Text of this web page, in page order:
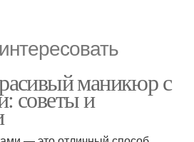
маникюр с
советы и